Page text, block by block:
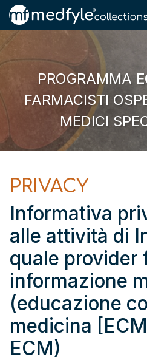
PROGRAMMA
FARMACISTI
MEDICI
PRIVACY
Informativa
alle attività di
quale provider
informazione
(educazione
medicina
ECM)